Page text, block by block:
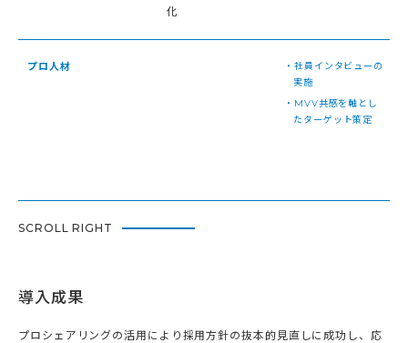
化
プロ人材
・社員インタビューの
実施
・MVV共感を軸とし
たターゲット策定
SCROLL RIGHT
導入成果
プロシェアリングの活用により採用方針の抜本的見直しに成功し、応